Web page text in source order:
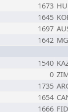
1673
1645
1697
1642
1540
0
1735
1654
1666 FID